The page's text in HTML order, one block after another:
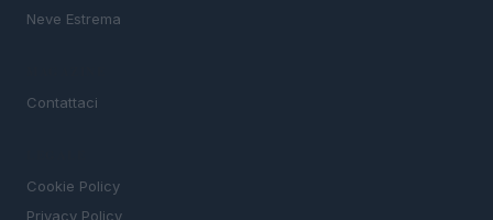
Neve Estrema
Contattaci
Cookie Policy
Privacy Policy